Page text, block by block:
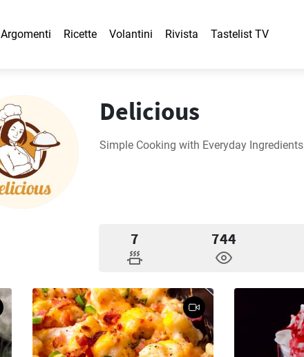
Argomenti Ricette Volantini Rivista Tastelist TV
Delicious
Simple Cooking with Everyday Ingredients
7 744